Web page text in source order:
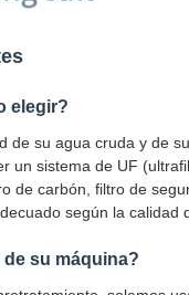
elegir?
de su agua cruda y de
un sistema de UF
de carbón, filtro de
según la calidad
de su máquina?